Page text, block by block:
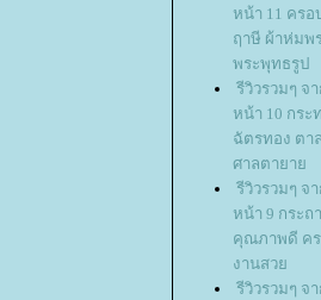
หน้า 11 คร
ฤาษี ผ้าห่มพ
พระพุทธรูป
รีวิวรวมๆ จ
หน้า 10 กระ
ฉัตรทอง ตา
ศาลตายา
รีวิวรวมๆ จ
หน้า 9 กระถ
คุณภาพดี ค
งานสว
รีวิวรวมๆ จ